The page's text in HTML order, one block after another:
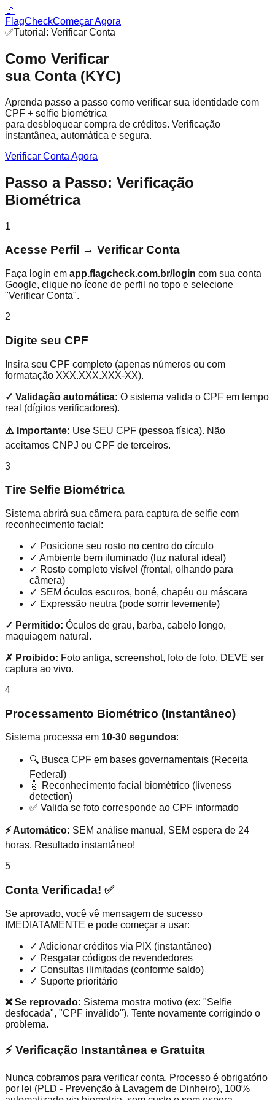
🚩
FlagCheckComeçar Agora
✅Tutorial: Verificar Conta
Como Verificar
sua Conta (KYC)
Aprenda passo a passo como verificar sua identidade com
CPF + selfie biométrica
para desbloquear compra de créditos. Verificação
instantânea, automática e segura.
Verificar Conta Agora
Passo a Passo: Verificação
Biométrica
1
Acesse Perfil → Verificar Conta
Faça login em app.flagcheck.com.br/login com sua conta
Google, clique no ícone de perfil no topo e selecione
"Verificar Conta".
2
Digite seu CPF
Insira seu CPF completo (apenas números ou com
formatação XXX.XXX.XXX-XX).
✓ Validação automática: O sistema valida o CPF em tempo
real (dígitos verificadores).
⚠️ Importante: Use SEU CPF (pessoa física). Não
aceitamos CNPJ ou CPF de terceiros.
3
Tire Selfie Biométrica
Sistema abrirá sua câmera para captura de selfie com
reconhecimento facial:
✓ Posicione seu rosto no centro do círculo
✓ Ambiente bem iluminado (luz natural ideal)
✓ Rosto completo visível (frontal, olhando para
câmera)
✓ SEM óculos escuros, boné, chapéu ou máscara
✓ Expressão neutra (pode sorrir levemente)
✓ Permitido: Óculos de grau, barba, cabelo longo,
maquiagem natural.
✗ Proibido: Foto antiga, screenshot, foto de foto. DEVE ser
captura ao vivo.
4
Processamento Biométrico (Instantâneo)
Sistema processa em 10-30 segundos:
🔍 Busca CPF em bases governamentais (Receita
Federal)
🤖 Reconhecimento facial biométrico (liveness
detection)
✅ Valida se foto corresponde ao CPF informado
⚡ Automático: SEM análise manual, SEM espera de 24
horas. Resultado instantâneo!
5
Conta Verificada! ✅
Se aprovado, você vê mensagem de sucesso
IMEDIATAMENTE e pode começar a usar:
✓ Adicionar créditos via PIX (instantâneo)
✓ Resgatar códigos de revendedores
✓ Consultas ilimitadas (conforme saldo)
✓ Suporte prioritário
❌ Se reprovado: Sistema mostra motivo (ex: "Selfie
desfocada", "CPF inválido"). Tente novamente corrigindo o
problema.
⚡ Verificação Instantânea e Gratuita
Nunca cobramos para verificar conta. Processo é obrigatório
por lei (PLD - Prevenção à Lavagem de Dinheiro), 100%